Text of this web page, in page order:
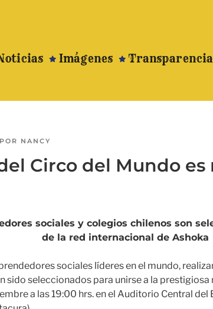
Imágenes Transparencia
POR NANCY
Circo del Mundo es
sociales y colegios chilenos son
de la red internacional de Ashoka
sociales líderes en el mundo,
sido seleccionados para unirse a la
a las 19:00 hrs. en el Auditorio Central